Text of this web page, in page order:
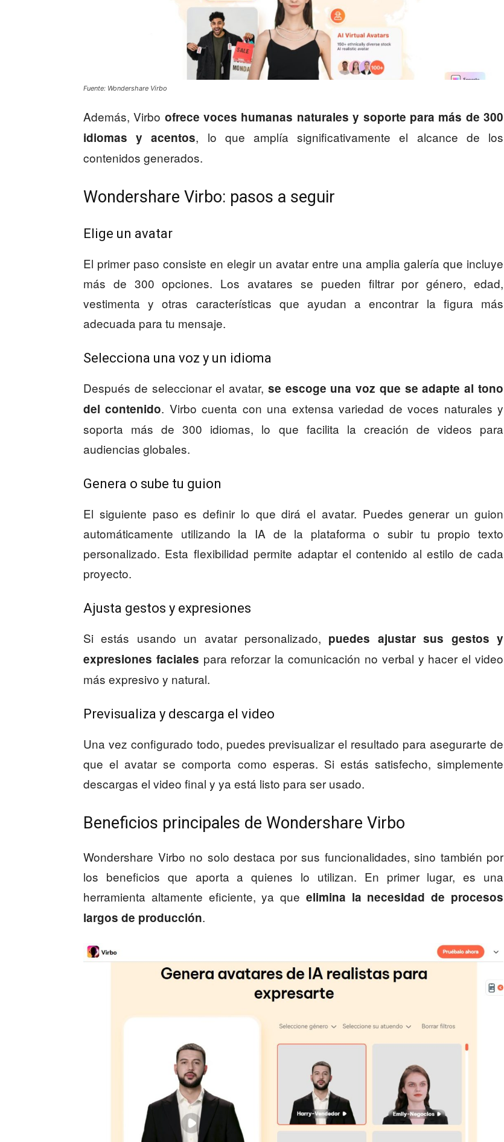
Fuente: Wondershare Virbo
Además, Virbo ofrece voces humanas naturales y soporte para más de 300
idiomas y acentos, lo que amplía significativamente el alcance de los
contenidos generados.
Wondershare Virbo: pasos a seguir
Elige un avatar
El primer paso consiste en elegir un avatar entre una amplia galería que incluye
más de 300 opciones. Los avatares se pueden filtrar por género, edad,
vestimenta y otras características que ayudan a encontrar la figura más
adecuada para tu mensaje.
Selecciona una voz y un idioma
Después de seleccionar el avatar, se escoge una voz que se adapte al tono
del contenido. Virbo cuenta con una extensa variedad de voces naturales y
soporta más de 300 idiomas, lo que facilita la creación de videos para
audiencias globales.
Genera o sube tu guion
El siguiente paso es definir lo que dirá el avatar. Puedes generar un guion
automáticamente utilizando la IA de la plataforma o subir tu propio texto
personalizado. Esta flexibilidad permite adaptar el contenido al estilo de cada
proyecto.
Ajusta gestos y expresiones
Si estás usando un avatar personalizado, puedes ajustar sus gestos y
expresiones faciales para reforzar la comunicación no verbal y hacer el video
más expresivo y natural.
Previsualiza y descarga el video
Una vez configurado todo, puedes previsualizar el resultado para asegurarte de
que el avatar se comporta como esperas. Si estás satisfecho, simplemente
descargas el video final y ya está listo para ser usado.
Beneficios principales de Wondershare Virbo
Wondershare Virbo no solo destaca por sus funcionalidades, sino también por
los beneficios que aporta a quienes lo utilizan. En primer lugar, es una
herramienta altamente eficiente, ya que elimina la necesidad de procesos
largos de producción.